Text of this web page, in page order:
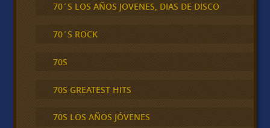
70´S LOS AÑOS JOVENES, DIAS DE DISCO
70´S ROCK
70S
70S GREATEST HITS
70S LOS AÑOS JÓVENES